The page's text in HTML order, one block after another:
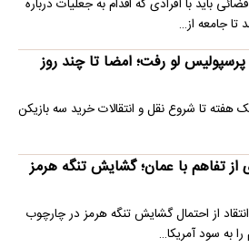
باید با افرادی که اقدام به جعلیات درباره
تا جامعه از…
پرسپولیس لو رفت؛ امضا تا چند روز
هفته تا شروع نقل و انتقالات خرید سه بازیکن
تفاهم با عمان؛ گشایش تنگه هرمز
از احتمال گشایش تنگه هرمز در چارچوب
را به سود آمریکا…